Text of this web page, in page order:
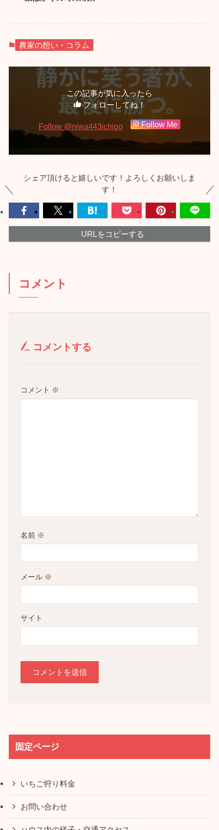
農家の想い・コラム
この記事が気に入ったら
フォローしてね！
Follow @niwa443ichigo Follow Me
シェア頂けると嬉しいです！よろしくお願いしま
す！
URLをコピーする
コメント
コメントする
コメント ※
名前 ※
メール ※
サイト
固定ページ
いちご狩り料金
お問い合わせ